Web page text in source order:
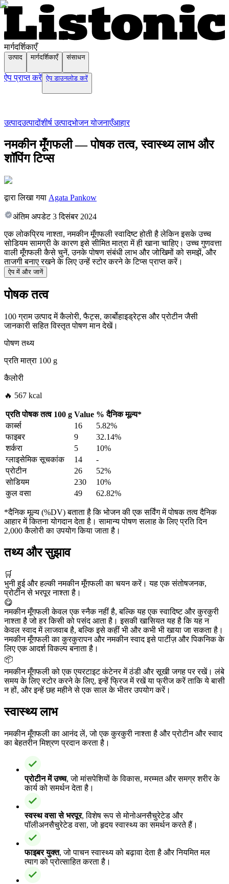
मार्गदर्शिकाएँ
उत्पाद मार्गदर्शिकाएँ संसाधन
ऐप प्राप्त करें ऐप डाउनलोड करें
उत्पादउत्पादोंशीर्ष उत्पादभोजन योजनाएँआहार
नमकीन मूँगफली — पोषक तत्व, स्वास्थ्य लाभ और
शॉपिंग टिप्स
द्वारा लिखा गया Agata Pankow
अंतिम अपडेट 3 दिसंबर 2024
एक लोकप्रिय नाश्ता, नमकीन मूँगफली स्वादिष्ट होती है लेकिन इसके उच्च
सोडियम सामग्री के कारण इसे सीमित मात्रा में ही खाना चाहिए। उच्च गुणवत्ता
वाली मूँगफली कैसे चुनें, उनके पोषण संबंधी लाभ और जोखिमों को समझें, और
ताजगी बनाए रखने के लिए उन्हें स्टोर करने के टिप्स प्राप्त करें।
ऐप में और जानें
पोषक तत्व
100 ग्राम उत्पाद में कैलोरी, फैट्स, कार्बोहाइड्रेट्स और प्रोटीन जैसी
जानकारी सहित विस्तृत पोषण मान देखें।
पोषण तथ्य
प्रति मात्रा 100 g
कैलोरी
🔥 567 kcal
प्रति पोषक तत्व 100 g Value %दैनिक मूल्य*
कार्ब्स
16
5.82%
फाइबर
9
32.14%
शर्करा
5
10%
ग्लाइसेमिक सूचकांक
14
-
प्रोटीन
26
52%
सोडियम
230
10%
कुल वसा
49 62.82%
*दैनिक मूल्य (%DV) बताता है कि भोजन की एक सर्विंग में पोषक तत्व दैनिक
आहार में कितना योगदान देता है। सामान्य पोषण सलाह के लिए प्रति दिन
2,000 कैलोरी का उपयोग किया जाता है।
तथ्य और सुझाव
🛒
भुनी हुई और हल्की नमकीन मूँगफली का चयन करें। यह एक संतोषजनक,
प्रोटीन से भरपूर नाश्ता है।
😋
नमकीन मूँगफली केवल एक स्नैक नहीं है, बल्कि यह एक स्वादिष्ट और कुरकुरी
नाश्ता है जो हर किसी को पसंद आता है। इसकी खासियत यह है कि यह न
केवल स्वाद में लाजवाब है, बल्कि इसे कहीं भी और कभी भी खाया जा सकता है।
नमकीन मूँगफली का कुरकुरापन और नमकीन स्वाद इसे पार्टीज़ और पिकनिक के
लिए एक आदर्श विकल्प बनाता है।
📦
नमकीन मूँगफली को एक एयरटाइट कंटेनर में ठंडी और सूखी जगह पर रखें। लंबे
समय के लिए स्टोर करने के लिए, इन्हें फ्रिज में रखें या फ्रीज करें ताकि ये बासी
न हों, और इन्हें छह महीने से एक साल के भीतर उपयोग करें।
स्वास्थ्य लाभ
नमकीन मूँगफली का आनंद लें, जो एक कुरकुरी नाश्ता है और प्रोटीन और स्वाद
का बेहतरीन मिश्रण प्रदान करता है।
प्रोटीन में उच्च, जो मांसपेशियों के विकास, मरम्मत और समग्र शरीर के
कार्य को समर्थन देता है।
स्वस्थ वसा से भरपूर, विशेष रूप से मोनोअनसैचुरेटेड और
पॉलीअनसैचुरेटेड वसा, जो हृदय स्वास्थ्य का समर्थन करते हैं।
फाइबर युक्त, जो पाचन स्वास्थ्य को बढ़ावा देता है और नियमित मल
त्याग को प्रोत्साहित करता है।